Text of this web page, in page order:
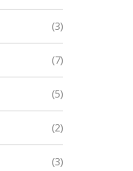
(3)
(7)
(5)
(2)
(3)